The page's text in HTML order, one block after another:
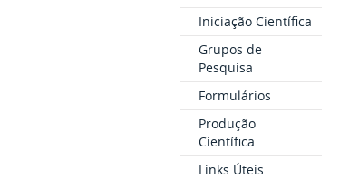
Iniciação Científica
Grupos de
Pesquisa
Formulários
Produção
Científica
Links Úteis